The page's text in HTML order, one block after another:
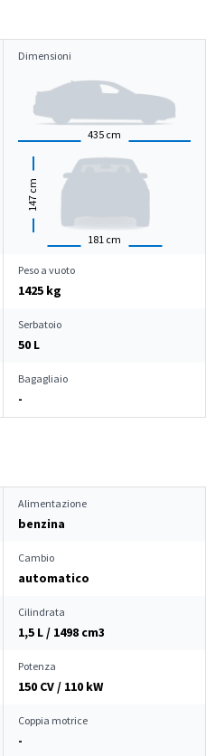
Dimensioni
435 cm
181 cm
147
cm
Peso a vuoto
1425 kg
Serbatoio
50 L
Bagagliaio
-
Alimentazione
benzina
Cambio
automatico
Cilindrata
1,5 L / 1498 cm3
Potenza
150 CV / 110 kW
Coppia motrice
-